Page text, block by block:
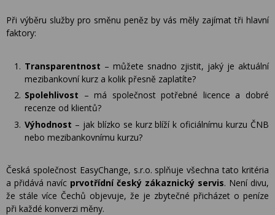
Při výběru služby pro směnu peněz by vás měly zajímat tři hlavní
faktory:
Transparentnost – můžete snadno zjistit, jaký je aktuální
mezibankovní kurz a kolik přesně zaplatíte?
Spolehlivost – má společnost potřebné licence a dobré
recenze od klientů?
Výhodnost – jak blízko se kurz blíží k oficiálnímu kurzu ČNB
nebo mezibankovnímu kurzu?
Česká společnost EasyChange, s.r.o. splňuje všechna tato kritéria
a přidává navíc prvotřídní český zákaznický servis. Není divu,
že stále více Čechů objevuje, že je zbytečné přicházet o peníze
při každé konverzi měny.